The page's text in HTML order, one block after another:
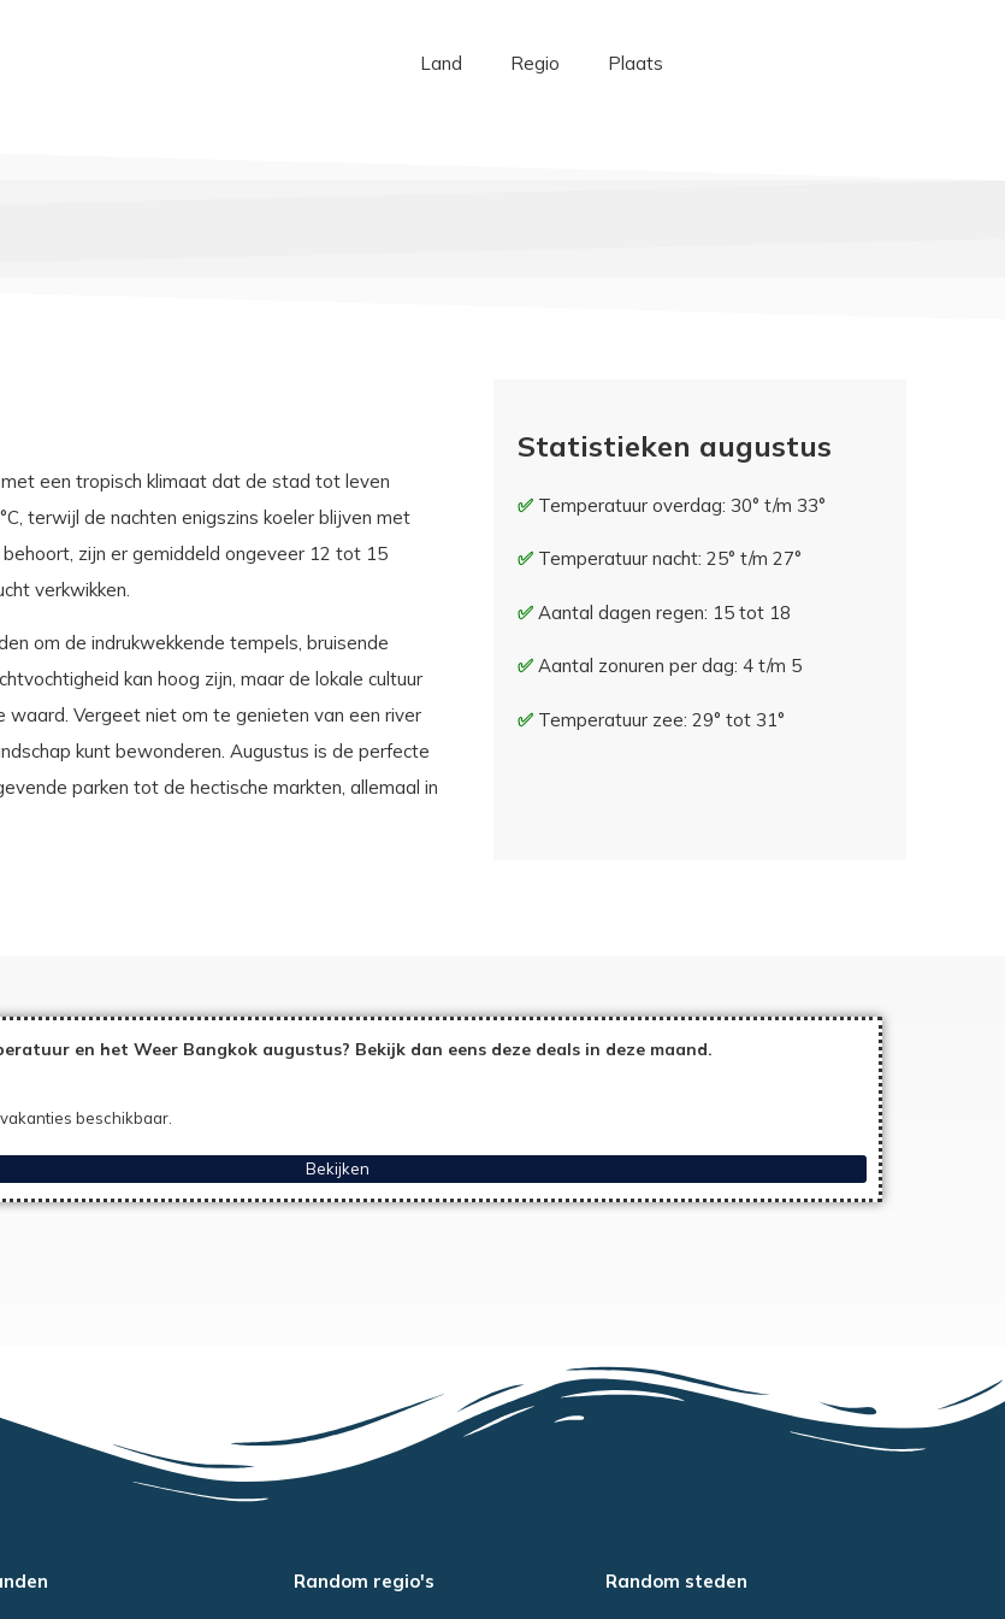
Land Regio Plaats
een tropisch klimaat dat de stad tot leven
terwijl de nachten enigszins koeler blijven met
zijn er gemiddeld ongeveer 12 tot 15
verkwikken.
om de indrukwekkende tempels, bruisende
kan hoog zijn, maar de lokale cultuur
Vergeet niet om te genieten van een river
kunt bewonderen. Augustus is de perfecte
parken tot de hectische markten, allemaal in
Statistieken augustus
Temperatuur overdag: 30° t/m 33°
Temperatuur nacht: 25° t/m 27°
Aantal dagen regen: 15 tot 18
Aantal zonuren per dag: 4 t/m 5
Temperatuur zee: 29° tot 31°
en het Weer Bangkok augustus? Bekijk dan eens deze deals in deze maand.
beschikbaar.
Bekijken
Random regio's Random steden